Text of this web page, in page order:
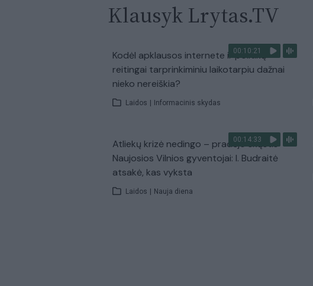
Klausyk Lrytas.TV
00:10:21
Kodėl apklausos internete ir politikų
reitingai tarprinkiminiu laikotarpiu dažnai
nieko nereiškia?
Laidos | Informacinis skydas
00:14:33
Atliekų krizė nedingo – pradėjo skųstis
Naujosios Vilnios gyventojai: I. Budraitė
atsakė, kas vyksta
Laidos | Nauja diena